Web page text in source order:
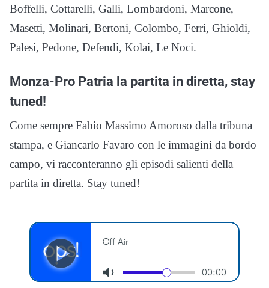
Boffelli, Cottarelli, Galli, Lombardoni, Marcone,
Masetti, Molinari, Bertoni, Colombo, Ferri, Ghioldi,
Palesi, Pedone, Defendi, Kolai, Le Noci.
Monza-Pro Patria la partita in diretta, stay
tuned!
Come sempre Fabio Massimo Amoroso dalla tribuna
stampa, e Giancarlo Favaro con le immagini da bordo
campo, vi racconteranno gli episodi salienti della
partita in diretta. Stay tuned!